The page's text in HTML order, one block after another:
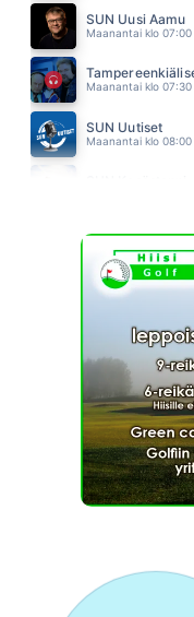
SUN Uusi Aamu
Maanantai klo
Maanantai klo
SUN Uutiset
Maanantai klo